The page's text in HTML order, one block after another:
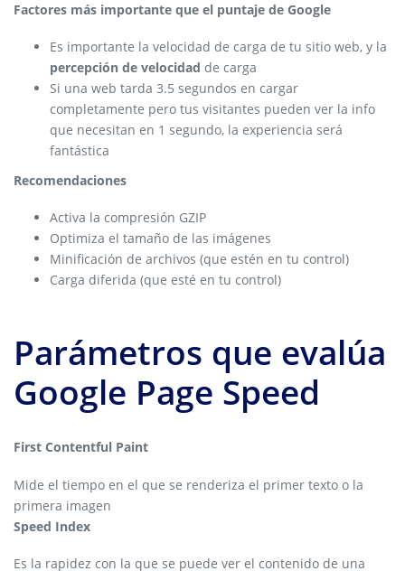
Factores más importante que el puntaje de Google
Es importante la velocidad de carga de tu sitio web, y la
percepción de velocidad de carga
Si una web tarda 3.5 segundos en cargar
completamente pero tus visitantes pueden ver la info
que necesitan en 1 segundo, la experiencia será
fantástica
Recomendaciones
Activa la compresión GZIP
Optimiza el tamaño de las imágenes
Minificación de archivos (que estén en tu control)
Carga diferida (que esté en tu control)
Parámetros que evalúa
Google Page Speed
First Contentful Paint
Mide el tiempo en el que se renderiza el primer texto o la
primera imagen
Speed Index
Es la rapidez con la que se puede ver el contenido de una